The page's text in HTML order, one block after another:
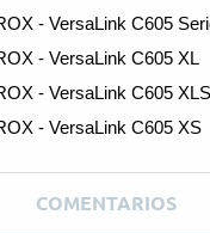
- VersaLink C605
- VersaLink C605 XL
- VersaLink C605 XLS
- VersaLink C605 XS
COMENTARIOS